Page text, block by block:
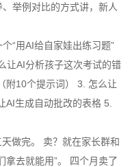
举例对比的方式讲，新人
“用AI给自家娃出练习题”
让AI分析孩子这次考试的错
附10个提示词） 3. 怎么让
AI生成自动批改的表格 5.
做完。 卖？就在家长群和
拿去就能用”。 四个月卖了